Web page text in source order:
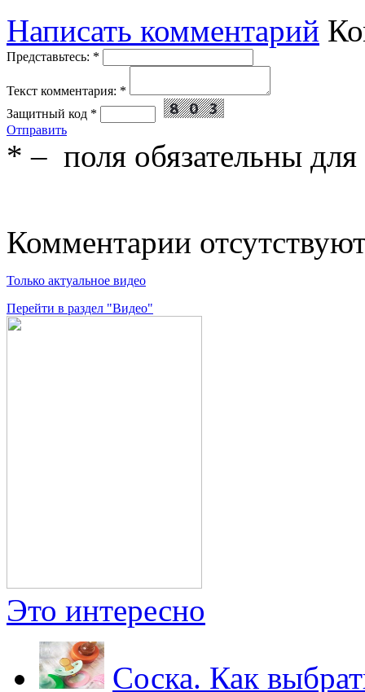
Написать комментарий
Представьтесь: *
Текст комментария: *
Защитный код *
Отправить
* – поля обязательны для
Комментарии
Только актуальное видео
Перейти в раздел "Видео"
Это интересно
Cоска. Как